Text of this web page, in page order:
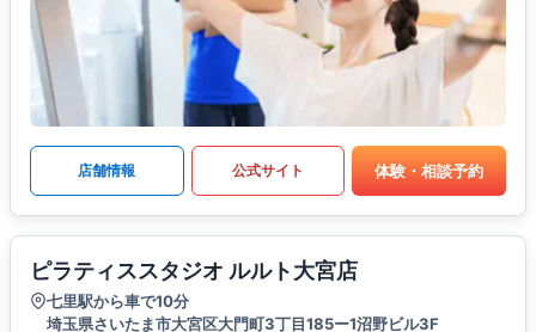
店舗情報 公式サイト 体験・相談予約
ピラティススタジオ ルルト大宮店
七里駅から車で10分
埼玉県さいたま市大宮区大門町3丁目185ー1沼野ビル3F